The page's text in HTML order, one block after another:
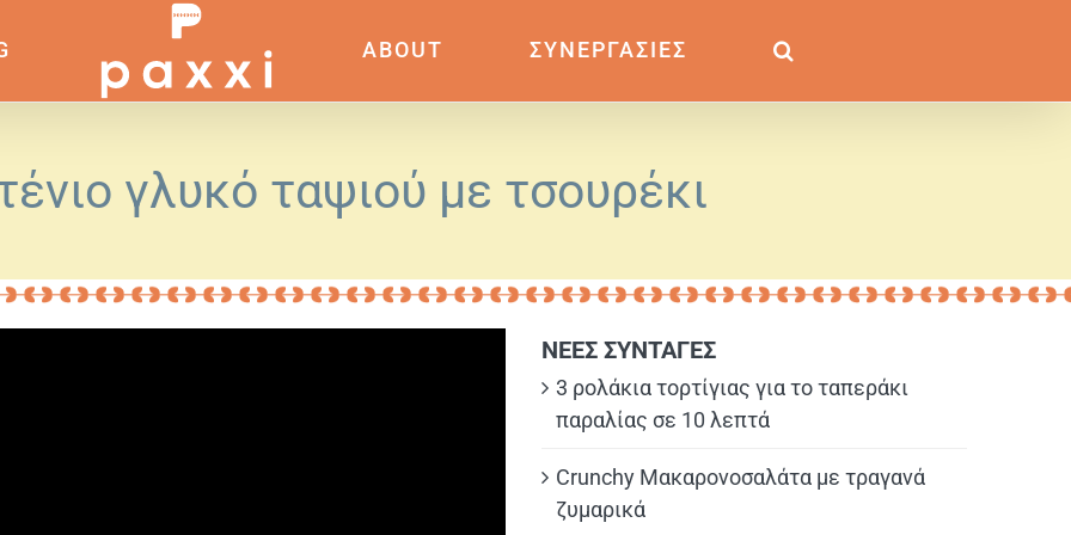
ABOUT ΣΥΝΕΡΓΑΣΙΕΣ
γλυκό ταψιού με τσουρέκι
ΝΕΕΣ ΣΥΝΤΑΓΕΣ
3 ρολάκια τορτίγιας για το ταπεράκι
παραλίας σε 10 λεπτά
Crunchy Μακαρονοσαλάτα με τραγανά
ζυμαρικά